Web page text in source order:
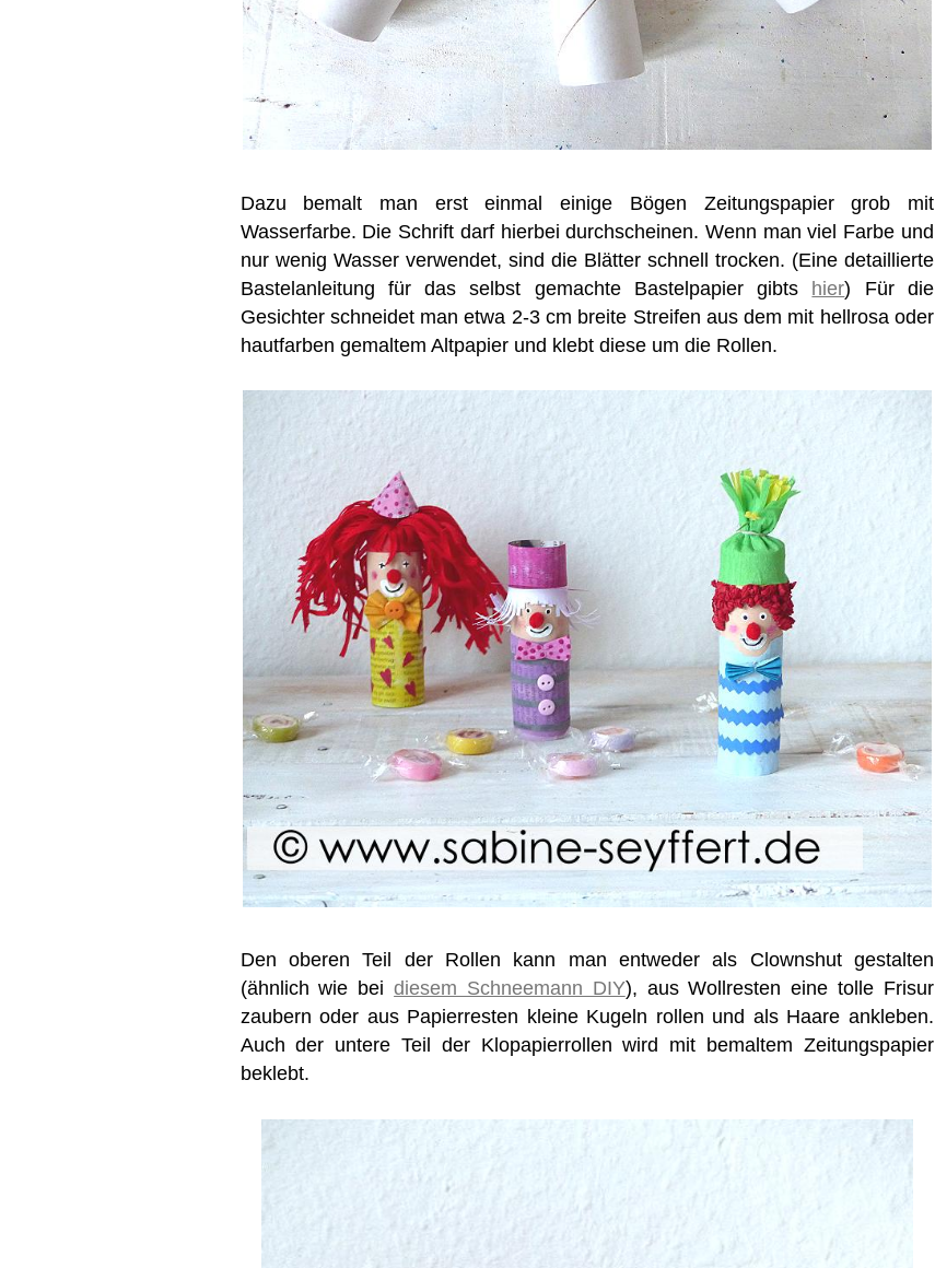
Dazu bemalt man erst einmal einige Bögen Zeitungspapier grob mit
Wasserfarbe. Die Schrift darf hierbei durchscheinen. Wenn man viel Farbe und
nur wenig Wasser verwendet, sind die Blätter schnell trocken. (Eine detaillierte
Bastelanleitung für das selbst gemachte Bastelpapier gibts hier) Für die
Gesichter schneidet man etwa 2-3 cm breite Streifen aus dem mit hellrosa oder
hautfarben gemaltem Altpapier und klebt diese um die Rollen.
Den oberen Teil der Rollen kann man entweder als Clownshut gestalten
(ähnlich wie beidiesem Schneemann DIY), aus Wollresten eine tolle Frisur
zaubern oder aus Papierresten kleine Kugeln rollen und als Haare ankleben.
Auch der untere Teil der Klopapierrollen wird mit bemaltem Zeitungspapier
beklebt.